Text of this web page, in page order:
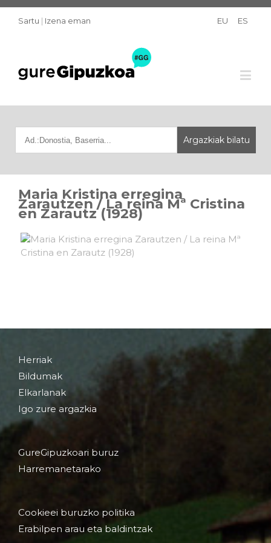
Sartu | Izena eman EU ES
Maria Kristina erregina
Zarautzen / La reina Mª Cristina
en Zarautz (1928)
Herriak
Bildumak
Elkarlanak
Igo zure argazkia
GureGipuzkoari buruz
Harremanetarako
Cookieei buruzko politika
Erabilpen arau eta baldintzak